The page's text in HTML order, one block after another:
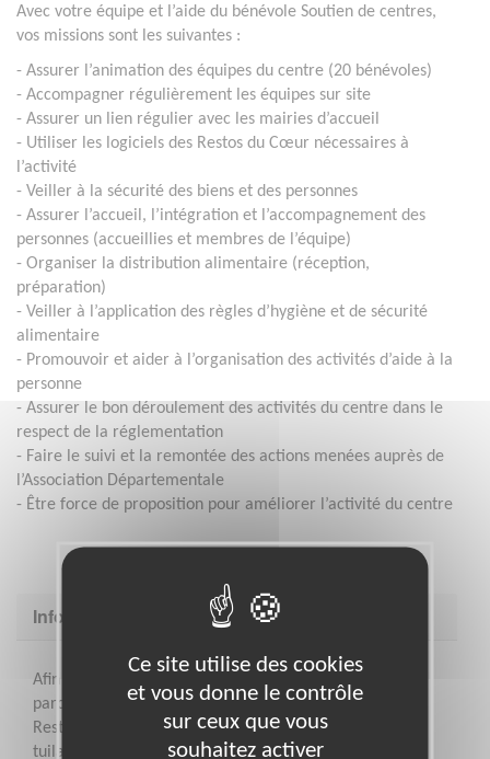
Avec votre équipe et l’aide du bénévole Soutien de centres,
vos missions sont les suivantes :
- Assurer l’animation des équipes du centre (20 bénévoles)
- Accompagner régulièrement les équipes sur site
- Assurer un lien régulier avec les mairies d’accueil
- Utiliser les logiciels des Restos du Cœur nécessaires à
l’activité
- Veiller à la sécurité des biens et des personnes
- Assurer l’accueil, l’intégration et l’accompagnement des
personnes (accueillies et membres de l’équipe)
- Organiser la distribution alimentaire (réception,
préparation)
- Veiller à l’application des règles d’hygiène et de sécurité
alimentaire
- Promouvoir et aider à l’organisation des activités d’aide à la
personne
- Assurer le bon déroulement des activités du centre dans le
respect de la réglementation
- Faire le suivi et la remontée des actions menées auprès de
l’Association Départementale
- Être force de proposition pour améliorer l’activité du centre
Informations complémentaires
Afin de prendre votre mission en main sereinement, un
parcours de formation spécifique sera assuré par les
Restos du Cœur et, dans la mesure du possible, un
tuilage sera mis en place.
Ce site utilise des cookies
et vous donne le contrôle
sur ceux que vous
souhaitez activer